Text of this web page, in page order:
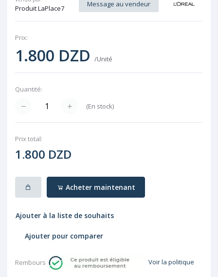
Produit LaPlace7
Message au vendeur
Prix:
1.800 DZD /Unité
Quantité:
(En stock)
Prix ​​total:
1.800 DZD
Acheter maintenant
Ajouter à la liste de souhaits
Ajouter pour comparer
Rembourser: Voir la politique